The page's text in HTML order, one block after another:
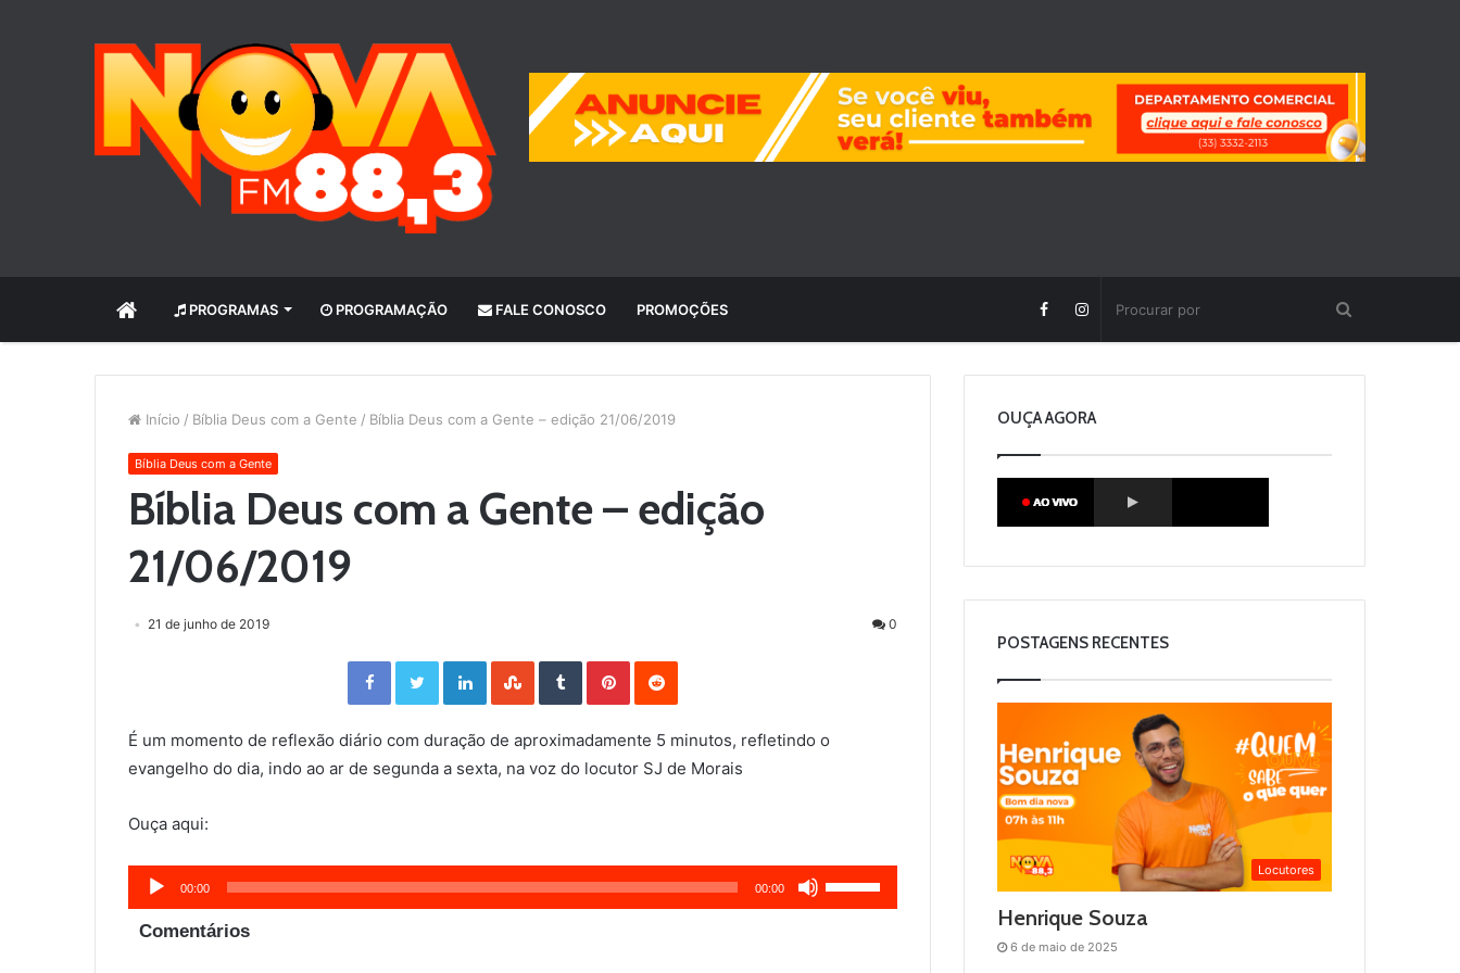
INÍCIO PROGRAMAS PROGRAMAÇÃO FALE CONOSCO PROMOÇÕES
Início / Bíblia Deus com a Gente / Bíblia Deus com a Gente – edição 21/06/2019
Bíblia Deus com a Gente
Bíblia Deus com a Gente – edição
21/06/2019
21 de junho de 2019 0
Facebook Twitter LinkedIn StumbleUpon Tumblr Pinterest
É um momento de reflexão diário com duração de aproximadamente 5 minutos, refletindo o
evangelho do dia, indo ao ar de segunda a sexta, na voz do locutor SJ de Morais
Ouça aqui:
Tocador
de
áudio
00:00 00:00
as
Comentários
OUÇA AGORA
POSTAGENS RECENTES
Locutores
Henrique Souza
6 de maio de 2025